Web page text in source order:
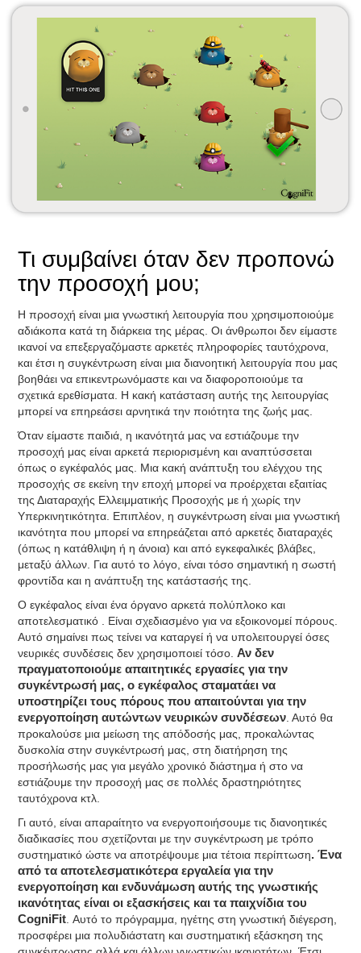
Τι συμβαίνει όταν δεν προπονώ
την προσοχή μου;
Η προσοχή είναι μια γνωστική λειτουργία που χρησιμοποιούμε
αδιάκοπα κατά τη διάρκεια της μέρας. Οι άνθρωποι δεν είμαστε
ικανοί να επεξεργαζόμαστε αρκετές πληροφορίες ταυτόχρονα,
και έτσι η συγκέντρωση είναι μια διανοητική λειτουργία που μας
βοηθάει να επικεντρωνόμαστε και να διαφοροποιούμε τα
σχετικά ερεθίσματα. Η κακή κατάσταση αυτής της λειτουργίας
μπορεί να επηρεάσει αρνητικά την ποιότητα της ζωής μας.
Όταν είμαστε παιδιά, η ικανότητά μας να εστιάζουμε την
προσοχή μας είναι αρκετά περιορισμένη και αναπτύσσεται
όπως ο εγκέφαλός μας. Μια κακή ανάπτυξη του ελέγχου της
προσοχής σε εκείνη την εποχή μπορεί να προέρχεται εξαιτίας
της Διαταραχής Ελλειμματικής Προσοχής με ή χωρίς την
Υπερκινητικότητα. Επιπλέον, η συγκέντρωση είναι μια γνωστική
ικανότητα που μπορεί να επηρεάζεται από αρκετές διαταραχές
(όπως η κατάθλιψη ή η άνοια) και από εγκεφαλικές βλάβες,
μεταξύ άλλων. Για αυτό το λόγο, είναι τόσο σημαντική η σωστή
φροντίδα και η ανάπτυξη της κατάστασής της.
Ο εγκέφαλος είναι ένα όργανο αρκετά πολύπλοκο και
αποτελεσματικό . Είναι σχεδιασμένο για να εξοικονομεί πόρους.
Αυτό σημαίνει πως τείνει να καταργεί ή να υπολειτουργεί όσες
νευρικές συνδέσεις δεν χρησιμοποιεί τόσο.Αν δεν
πραγματοποιούμε απαιτητικές εργασίες για την
συγκέντρωσή μας, ο εγκέφαλος σταματάει να
υποστηρίζει τους πόρους που απαιτούνται για την
ενεργοποίηση αυτώντων νευρικών συνδέσεων . Αυτό θα
προκαλούσε μια μείωση της απόδοσής μας, προκαλώντας
δυσκολία στην συγκέντρωσή μας, στη διατήρηση της
προσήλωσής μας για μεγάλο χρονικό διάστημα ή στο να
εστιάζουμε την προσοχή μας σε πολλές δραστηριότητες
ταυτόχρονα κτλ.
Γι αυτό, είναι απαραίτητο να ενεργοποιήσουμε τις διανοητικές
διαδικασίες που σχετίζονται με την συγκέντρωση με τρόπο
συστηματικό ώστε να αποτρέψουμε μια τέτοια περίπτωση. Ένα
από τα αποτελεσματικότερα εργαλεία για την
ενεργοποίηση και ενδυνάμωση αυτής της γνωστικής
ικανότητας είναι οι εξασκήσεις και τα παιχνίδια του
CogniFit . Αυτό το πρόγραμμα, ηγέτης στη γνωστική διέγερση,
προσφέρει μια πολυδιάστατη και συστηματική εξάσκηση της